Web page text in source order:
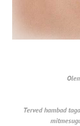
Terved hambad